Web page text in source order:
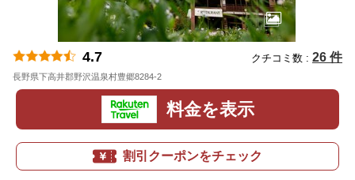
4.7 クチコミ数 : 26 件
長野県下高井郡野沢温泉村豊郷8284-2
料金を表示
割引クーポンをチェック